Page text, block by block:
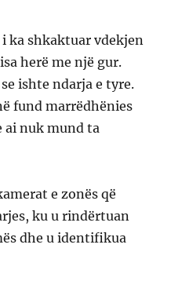
ka shkaktuar vdekjen
herë me një gur.
ishte ndarja e tyre.
fund marrëdhënies
ai nuk mund ta
e zonës që
ku u rindërtuan
dhe u identifikua